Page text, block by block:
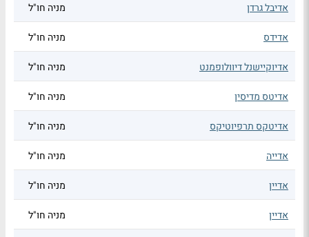
אדיבל גרדן מניה חו"ל
אדידס מניה חו"ל
אדיוקיישנל דיוולופמנט מניה חו"ל
אדיטס מדיסין מניה חו"ל
אדיטקס תרפיוטיקס מניה חו"ל
אדייה מניה חו"ל
אדיין מניה חו"ל
אדיין מניה חו"ל